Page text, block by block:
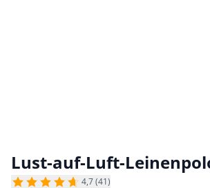
Lust-auf-Luft-
4,7 (41)